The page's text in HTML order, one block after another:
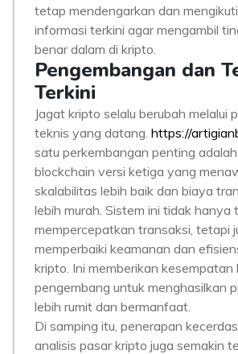
tetap mendengarkan dan
informasi terkini agar mengambil
benar dalam di kripto.
Pengembangan dan
Terkini
Jagat kripto selalu berubah melalui
teknis yang datang. https://
satu perkembangan penting
blockchain versi ketiga yang
skalabilitas lebih baik dan biaya
lebih murah. Sistem ini tidak hanya
mempercepatkan transaksi, tetapi
memperbaiki keamanan dan
kripto. Ini memberikan kesempatan
pengembang untuk menghasilkan
lebih rumit dan bermanfaat.
Di samping itu, penerapan
analisis pasar kripto juga semakin